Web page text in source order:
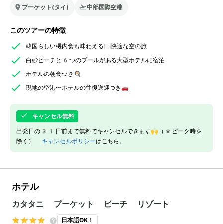
プーケット(タイ)
中部国際空港
このツアーの特徴
韓国らしい機内食も味わえる🍽️快適な空の旅
白砂ビーチと6つのプールがある大型ホテルに宿泊
ホテルの朝食つき🍳
現地の空港〜ホテルの往復送迎つき🚗
キャンセル無料
出発日の31日前まで無料でキャンセルできます🙌（*ピーク時を
除く） キャンセルポリシーはこちら。
ホテル
カタタニ プーケット ビーチ リゾート
日本語OK！